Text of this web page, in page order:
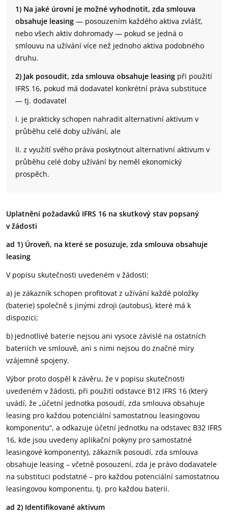
1) Na jaké úrovni je možné vyhodnotit, zda smlouva
obsahuje leasing — posouzením každého aktiva zvlášť,
nebo všech aktiv dohromady — pokud se jedná o
smlouvu na užívání více než jednoho aktiva podobného
druhu.
2) Jak posoudit, zda smlouva obsahuje leasing při použití
IFRS 16, pokud má dodavatel konkrétní práva substituce
— tj. dodavatel
I. je prakticky schopen nahradit alternativní aktivum v
průběhu celé doby užívání, ale
II. z využití svého práva poskytnout alternativní aktivum v
průběhu celé doby užívání by neměl ekonomický
prospěch.
Uplatnění požadavků IFRS 16 na skutkový stav popsaný
v žádosti
ad 1) Úroveň, na které se posuzuje, zda smlouva obsahuje
leasing
V popisu skutečnosti uvedeném v žádosti:
a) je zákazník schopen profitovat z užívání každé položky
(baterie) společně s jinými zdroji (autobus), které má k
dispozici;
b) jednotlivé baterie nejsou ani vysoce závislé na ostatních
bateriích ve smlouvě, ani s nimi nejsou do značné míry
vzájemně spojeny.
Výbor proto dospěl k závěru, že v popisu skutečnosti
uvedeném v žádosti, při použití odstavce B12 IFRS 16 (který
uvádí, že „účetní jednotka posoudí, zda smlouva obsahuje
leasing pro každou potenciální samostatnou leasingovou
komponentu“, a odkazuje účetní jednotku na odstavec B32 IFRS
16, kde jsou uvedeny aplikační pokyny pro samostatné
leasingové komponenty), zákazník posoudí, zda smlouva
obsahuje leasing – včetně posouzení, zda je právo dodavatele
na substituci podstatné – pro každou potenciální samostatnou
leasingovou komponentu, tj. pro každou baterii.
ad 2) Identifikované aktivum